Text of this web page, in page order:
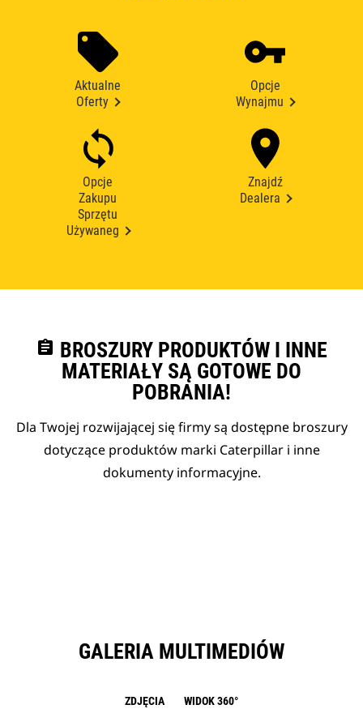
Aktualne
Oferty
Opcje
Wynajmu
Opcje
Zakupu
Sprzętu
Używaneg
Znajdź
Dealera
assignment BROSZURY PRODUKTÓW I INNE
MATERIAŁY SĄ GOTOWE DO
POBRANIA!
Dla Twojej rozwijającej się firmy są dostępne broszury
dotyczące produktów marki Caterpillar i inne
dokumenty informacyjne.
GALERIA MULTIMEDIÓW
ZDJĘCIA WIDOK 360°